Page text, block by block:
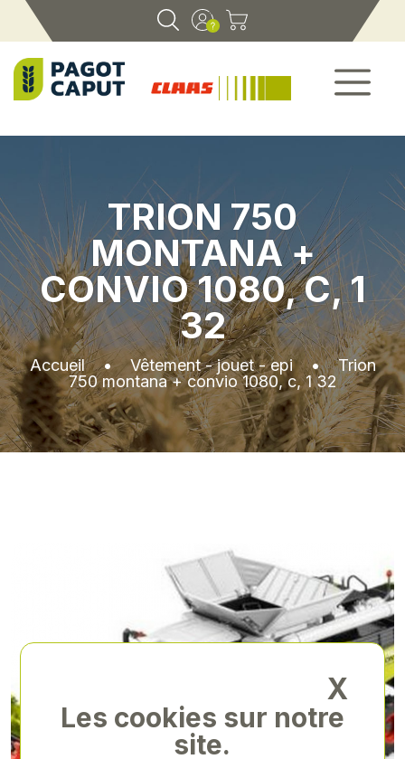
TRION 750
MONTANA +
CONVIO 1080, C, 1
32
Accueil•Vêtement - jouet - epi•Trion
750 montana + convio 1080, c, 1 32
X
Les cookies sur notre
site.